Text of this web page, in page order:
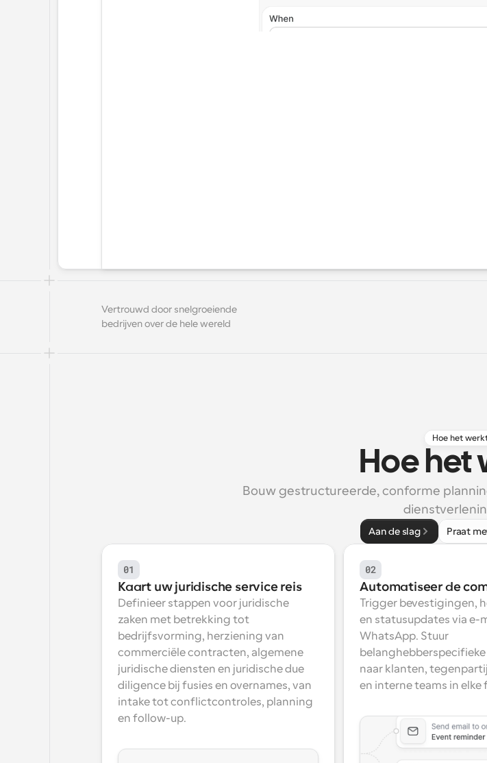
Vertrouwd door snelgroeiende
bedrijven over de hele wereld
Hoe het
Hoe het
Bouw gestructureerde, conforme
Aan de slag Praat
01
Kaart uw juridische service reis
Definieer stappen voor juridische
zaken met betrekking tot
bedrijfsvorming, herziening van
commerciële contracten, algemene
juridische diensten en juridische due
diligence bij fusies en overnames, van
intake tot conflictcontroles, planning
en follow-up.
02
Automatiseer de
Trigger bevestigingen,
en statusupdates via e-
WhatsApp. Stuur
naar klanten,
en interne teams in elke